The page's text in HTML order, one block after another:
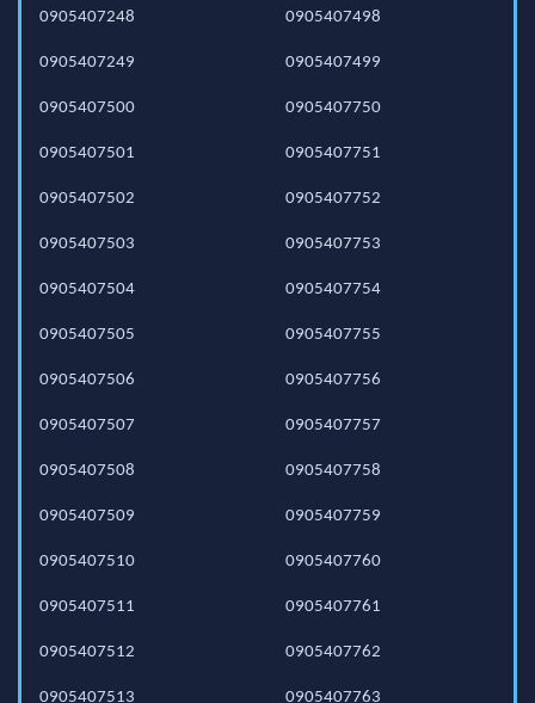
0905407248
0905407249
0905407498
0905407499
0905407500
0905407501
0905407502
0905407503
0905407504
0905407505
0905407506
0905407507
0905407508
0905407509
0905407510
0905407511
0905407512
0905407513
0905407750
0905407751
0905407752
0905407753
0905407754
0905407755
0905407756
0905407757
0905407758
0905407759
0905407760
0905407761
0905407762
0905407763